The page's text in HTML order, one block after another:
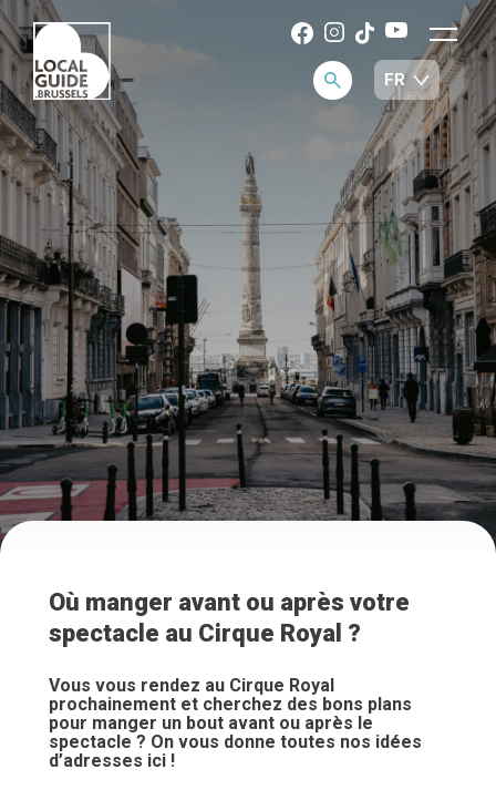
Où manger avant ou après votre
spectacle au Cirque Royal ?
Vous vous rendez au Cirque Royal
prochainement et cherchez des bons plans
pour manger un bout avant ou après le
spectacle ? On vous donne toutes nos idées
d’adresses ici !